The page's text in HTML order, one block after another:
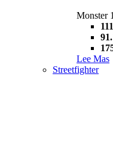
Monster
Lee Mas
Streetfighter